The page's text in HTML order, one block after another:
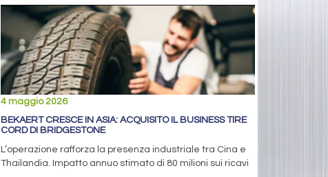
4 maggio 2026
BEKAERT CRESCE IN ASIA: ACQUISITO IL BUSINESS TIRE
CORD DI BRIDGESTONE
L’operazione rafforza la presenza industriale tra Cina e
Thailandia. Impatto annuo stimato di 80 milioni sui ricavi